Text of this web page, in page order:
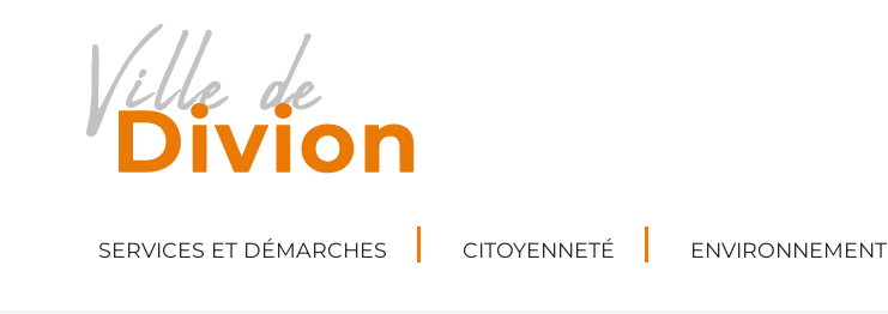
SERVICES ET DÉMARCHES CITOYENNETÉ ENVIRONNEMENT